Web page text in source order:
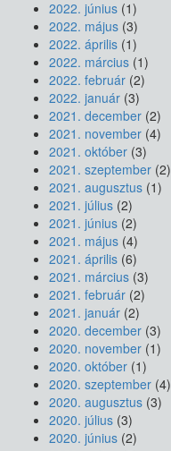
2022. június (1)
2022. május (3)
2022. április (1)
2022. március (1)
2022. február (2)
2022. január (3)
2021. december (2)
2021. november (4)
2021. október (3)
2021. szeptember (2)
2021. augusztus (1)
2021. július (2)
2021. június (2)
2021. május (4)
2021. április (6)
2021. március (3)
2021. február (2)
2021. január (2)
2020. december (3)
2020. november (1)
2020. október (1)
2020. szeptember (4)
2020. augusztus (3)
2020. július (3)
2020. június (2)